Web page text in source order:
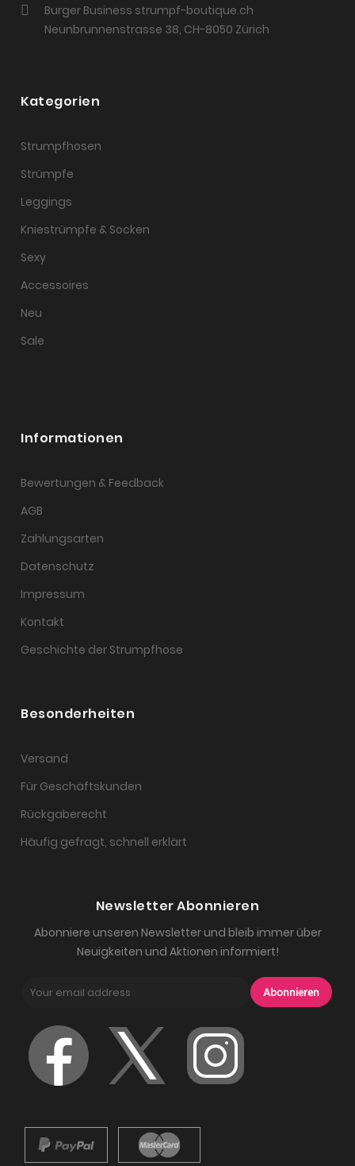
Burger Business strumpf-boutique.ch
Neunbrunnenstrasse 38, CH-8050 Zürich
Kategorien
Strumpfhosen
Strümpfe
Leggings
Kniestrümpfe & Socken
Sexy
Accessoires
Neu
Sale
Informationen
Bewertungen & Feedback
AGB
Zahlungsarten
Datenschutz
Impressum
Kontakt
Geschichte der Strumpfhose
Besonderheiten
Versand
Für Geschäftskunden
Rückgaberecht
Häufig gefragt, schnell erklärt
Newsletter Abonnieren
Abonniere unseren Newsletter und bleib immer über
Neuigkeiten und Aktionen informiert!
Abonnieren